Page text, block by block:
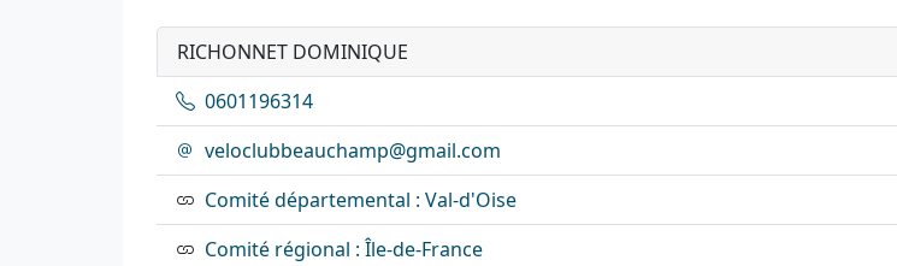
RICHONNET DOMINIQUE
0601196314
veloclubbeauchamp@gmail.com
Comité départemental : Val-d'Oise
Comité régional : Île-de-France